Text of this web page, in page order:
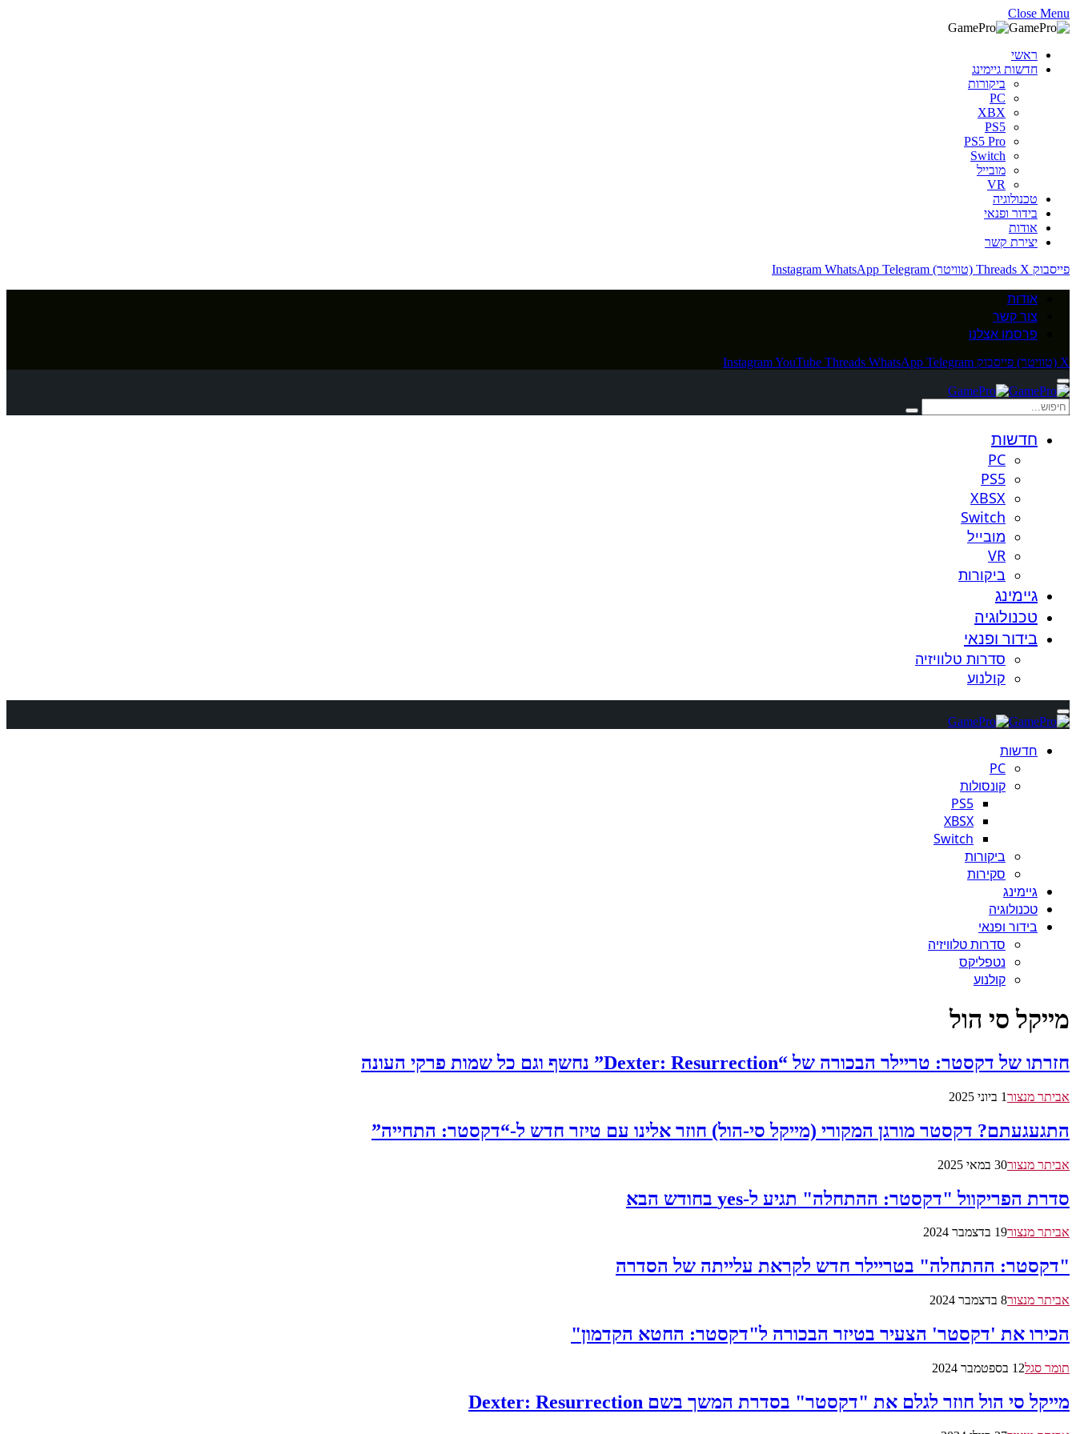
Close Menu
ראשי
חדשות גיימינג
ביקורות
PC
XBX
PS5
PS5 Pro
Switch
מובייל
VR
טכנולוגיה
בידור ופנאי
אודות
יצירת קשר
פייסבוק
Threads X (טוויטר) Instagram WhatsApp Telegram
אודות
צור קשר
פרסמו אצלנו
X (טוויטר) פייסבוק InstagramYouTube Threads WhatsApp Telegram
חדשות
PC
PS5
XBSX
Switch
מובייל
VR
ביקורות
גיימינג
טכנולוגיה
בידור ופנאי
סדרות טלוויזיה
קולנוע
חדשות
PC
קונסולות
PS5
XBSX
Switch
ביקורות
סקירות
גיימינג
טכנולוגיה
בידור ופנאי
סדרות טלוויזיה
נטפליקס
קולנוע
מייקל סי הול
חזרתו של דקסטר: טריילר הבכורה של “Dexter: Resurrection” נחשף וגם כל שמות פרקי העונה
אביתר מנצור1 ביוני 2025
התגעגעתם? דקסטר מורגן המקורי (מייקל סי-הול) חוזר אלינו עם טיזר חדש ל-“דקסטר: התחייה”
אביתר מנצור30 במאי 2025
סדרת הפריקוול "דקסטר: ההתחלה" תגיע ל-yes בחודש הבא
אביתר מנצור19 בדצמבר 2024
"דקסטר: ההתחלה" בטריילר חדש לקראת עלייתה של הסדרה
אביתר מנצור8 בדצמבר 2024
הכירו את 'דקסטר' הצעיר בטיזר הבכורה ל"דקסטר: החטא הקדמון"
תומר סגל12 בספטמבר 2024
מייקל סי הול חוזר לגלם את "דקסטר" בסדרת המשך בשם Dexter: Resurrection